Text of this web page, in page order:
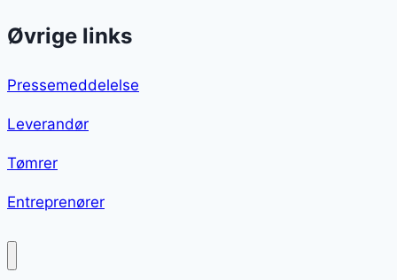
Øvrige links
Pressemeddelelse
Leverandør
Tømrer
Entreprenører